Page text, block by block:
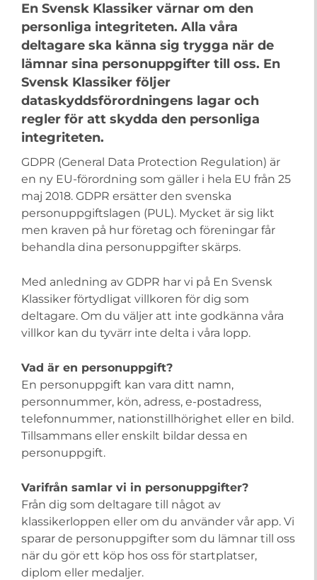
En Svensk Klassiker värnar om den
personliga integriteten. Alla våra
deltagare ska känna sig trygga när de
lämnar sina personuppgifter till oss. En
Svensk Klassiker följer
dataskyddsförordningens lagar och
regler för att skydda den personliga
integriteten.
GDPR (General Data Protection Regulation) är
en ny EU-förordning som gäller i hela EU från 25
maj 2018. GDPR ersätter den svenska
personuppgiftslagen (PUL). Mycket är sig likt
men kraven på hur företag och föreningar får
behandla dina personuppgifter skärps.
Med anledning av GDPR har vi på En Svensk
Klassiker förtydligat villkoren för dig som
deltagare. Om du väljer att inte godkänna våra
villkor kan du tyvärr inte delta i våra lopp.
Vad är en personuppgift?
En personuppgift kan vara ditt namn,
personnummer, kön, adress, e-postadress,
telefonnummer, nationstillhörighet eller en bild.
Tillsammans eller enskilt bildar dessa en
personuppgift.
Varifrån samlar vi in personuppgifter?
Från dig som deltagare till något av
klassikerloppen eller om du använder vår app. Vi
sparar de personuppgifter som du lämnar till oss
när du gör ett köp hos oss för startplatser,
diplom eller medaljer.